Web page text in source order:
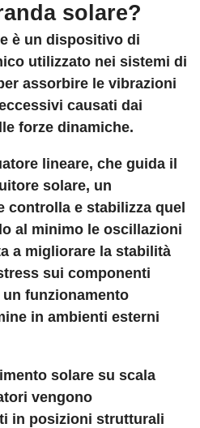
solare?
è un dispositivo di
utilizzato nei sistemi di
assorbire le vibrazioni
causati dai
forze dinamiche.
lineare, che guida il
solare, un
controlla e stabilizza quel
al minimo le oscillazioni
a migliorare la stabilità
sui componenti
funzionamento
in ambienti esterni
solare su scala
vengono
in posizioni strutturali